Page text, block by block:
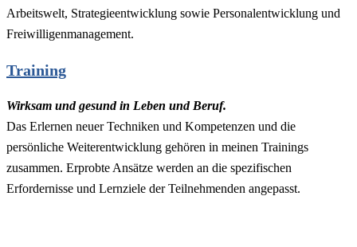
Arbeitswelt, Strategieentwicklung sowie Personalentwicklung und
Freiwilligenmanagement.
Training
Wirksam und gesund in Leben und Beruf.
Das Erlernen neuer Techniken und Kompetenzen und die
persönliche Weiterentwicklung gehören in meinen Trainings
zusammen. Erprobte Ansätze werden an die spezifischen
Erfordernisse und Lernziele der Teilnehmenden angepasst.